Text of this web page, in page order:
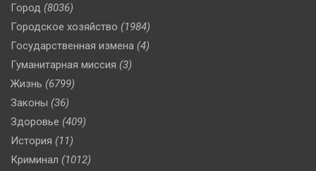
Город (8036)
Городское хозяйство (1984)
Государственная измена (4)
Гуманитарная миссия (3)
Жизнь (6799)
Законы (36)
Здоровье (409)
История (11)
Криминал (1012)